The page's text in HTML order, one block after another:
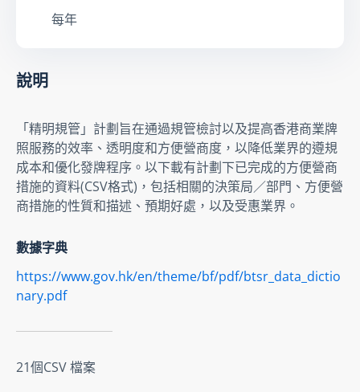
每年
說明
「精明規管」計劃旨在通過規管檢討以及提高香港商業牌
照服務的效率、透明度和方便營商度，以降低業界的遵規
成本和優化發牌程序。以下載有計劃下已完成的方便營商
措施的資料(CSV格式)，包括相關的決策局／部門、方便營
商措施的性質和描述、預期好處，以及受惠業界。
數據字典
https://www.gov.hk/en/theme/bf/pdf/btsr_data_dictio
nary.pdf
21個CSV 檔案